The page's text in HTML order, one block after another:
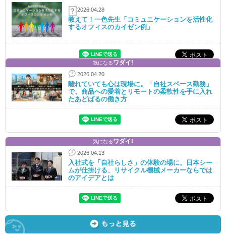
2026.04.28
教えて！一色先生「コミュニケーションを活性化
するオフィスのカイゼン例」
気になるワダイ!
2026.04.20
離れていても心は現場に。「自社スペース勤務」
で、商品への愛着とリモートの柔軟性を手に入れ
たあどばるの働き方
気になるワダイ!
2026.04.13
入社式を「自社らしさ」の体験の場に。日本シー
ムが仕掛ける、リサイクル機械メーカーならでは
のアイデアとは